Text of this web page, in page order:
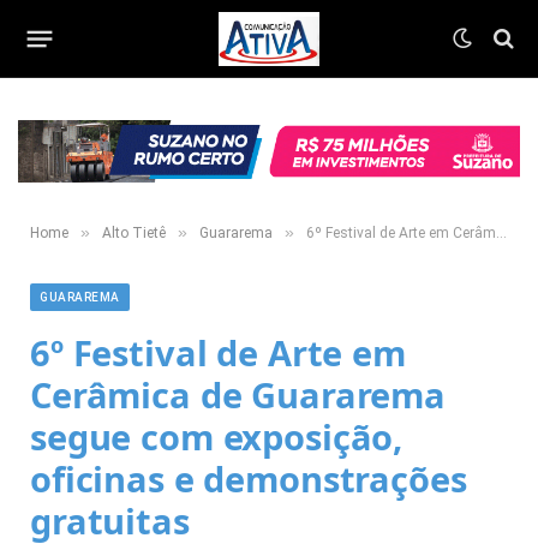
Home » Alto Tietê » Guararema » 6º Festival de Arte em Cerâmica de Guararema segue com exposição, oficinas e demonstrações gratuitas
GUARAREMA
6º Festival de Arte em
Cerâmica de Guararema
segue com exposição,
oficinas e demonstrações
gratuitas